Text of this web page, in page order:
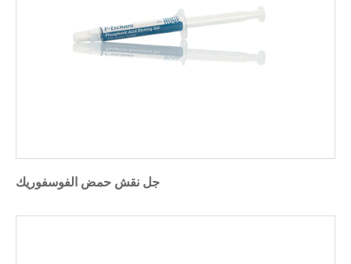
جل نقش حمض الفوسفوريك